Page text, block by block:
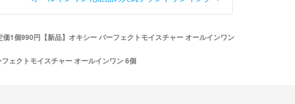
価1個990円【新品】オキシー パーフェクトモイスチャー オールインワン
ェクトモイスチャー オールインワン 6個